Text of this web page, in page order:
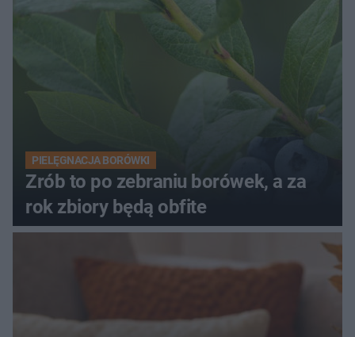
PIELĘGNACJA BORÓWKI
Zrób to po zebraniu borówek, a za
rok zbiory będą obfite